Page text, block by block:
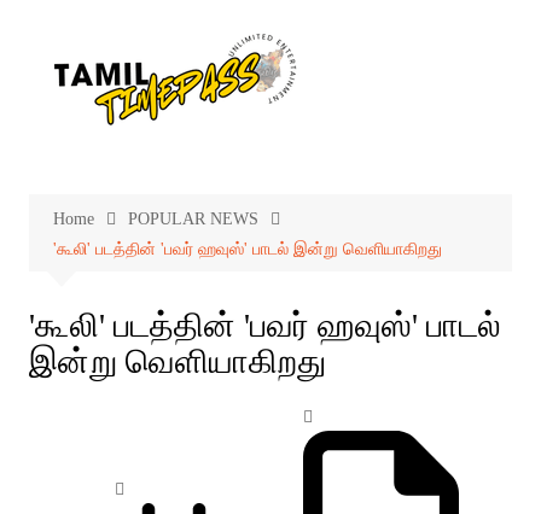
Home
POPULAR NEWS
'கூலி' படத்தின் 'பவர் ஹவுஸ்' பாடல் இன்று வெளியாகிறது
'கூலி' படத்தின் 'பவர் ஹவுஸ்' பாடல்
இன்று வெளியாகிறது